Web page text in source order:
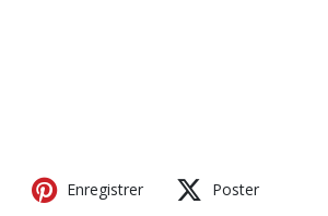
Enregistrer Poster